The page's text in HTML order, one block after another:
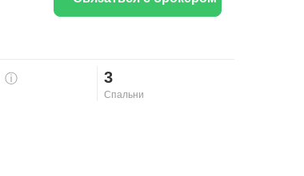
ⓘ 3
Спальни